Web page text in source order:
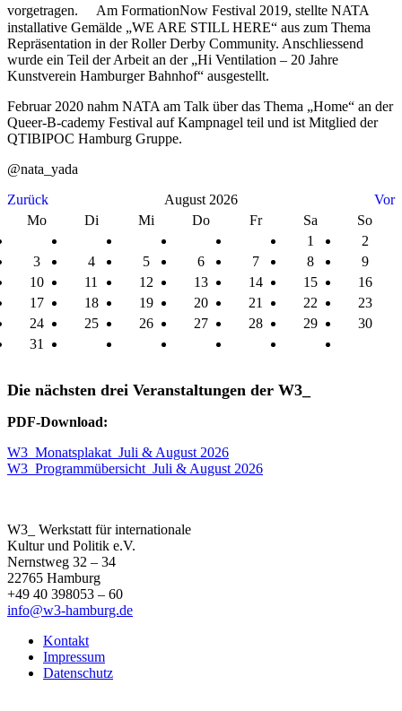
vorgetragen. Am FormationNow Festival 2019, stellte NATA
installative Gemälde „WE ARE STILL HERE“ aus zum Thema
Repräsentation in der Roller Derby Community. Anschliessend
wurde ein Teil der Arbeit an der „Hi Ventilation – 20 Jahre
Kunstverein Hamburger Bahnhof“ ausgestellt.
Februar 2020 nahm NATA am Talk über das Thema „Home“ an der
Queer-B-cademy Festival auf Kampnagel teil und ist Mitglied der
QTIBIPOC Hamburg Gruppe.
@nata_yada
Zurück
August 2026
Vor
Mo
Di Mi Do Fr Sa
So
1
2
3
4 5 6 7 8
9
10
11 12 13 14 15
16
17
18 19 20 21 22
23
24
25 26 27 28 29
30
31
Die nächsten drei Veranstaltungen der W3_
PDF-Download:
W3_Monatsplakat_Juli & August 2026
W3_Programmübersicht_Juli & August 2026
W3_ Werkstatt für internationale
Kultur und Politik e.V.
Nernstweg 32 – 34
22765 Hamburg
+49 40 398053 – 60
info@w3-hamburg.de
Kontakt
Impressum
Datenschutz